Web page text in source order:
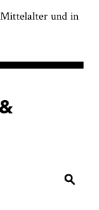
und in